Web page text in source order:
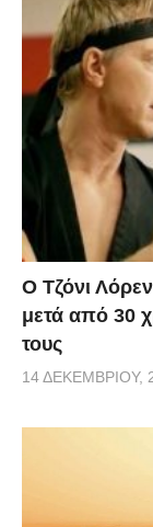
Ο Τζόνι
μετά από 30
τους
14 ΔΕΚΕΜΒΡΊΟΥ,